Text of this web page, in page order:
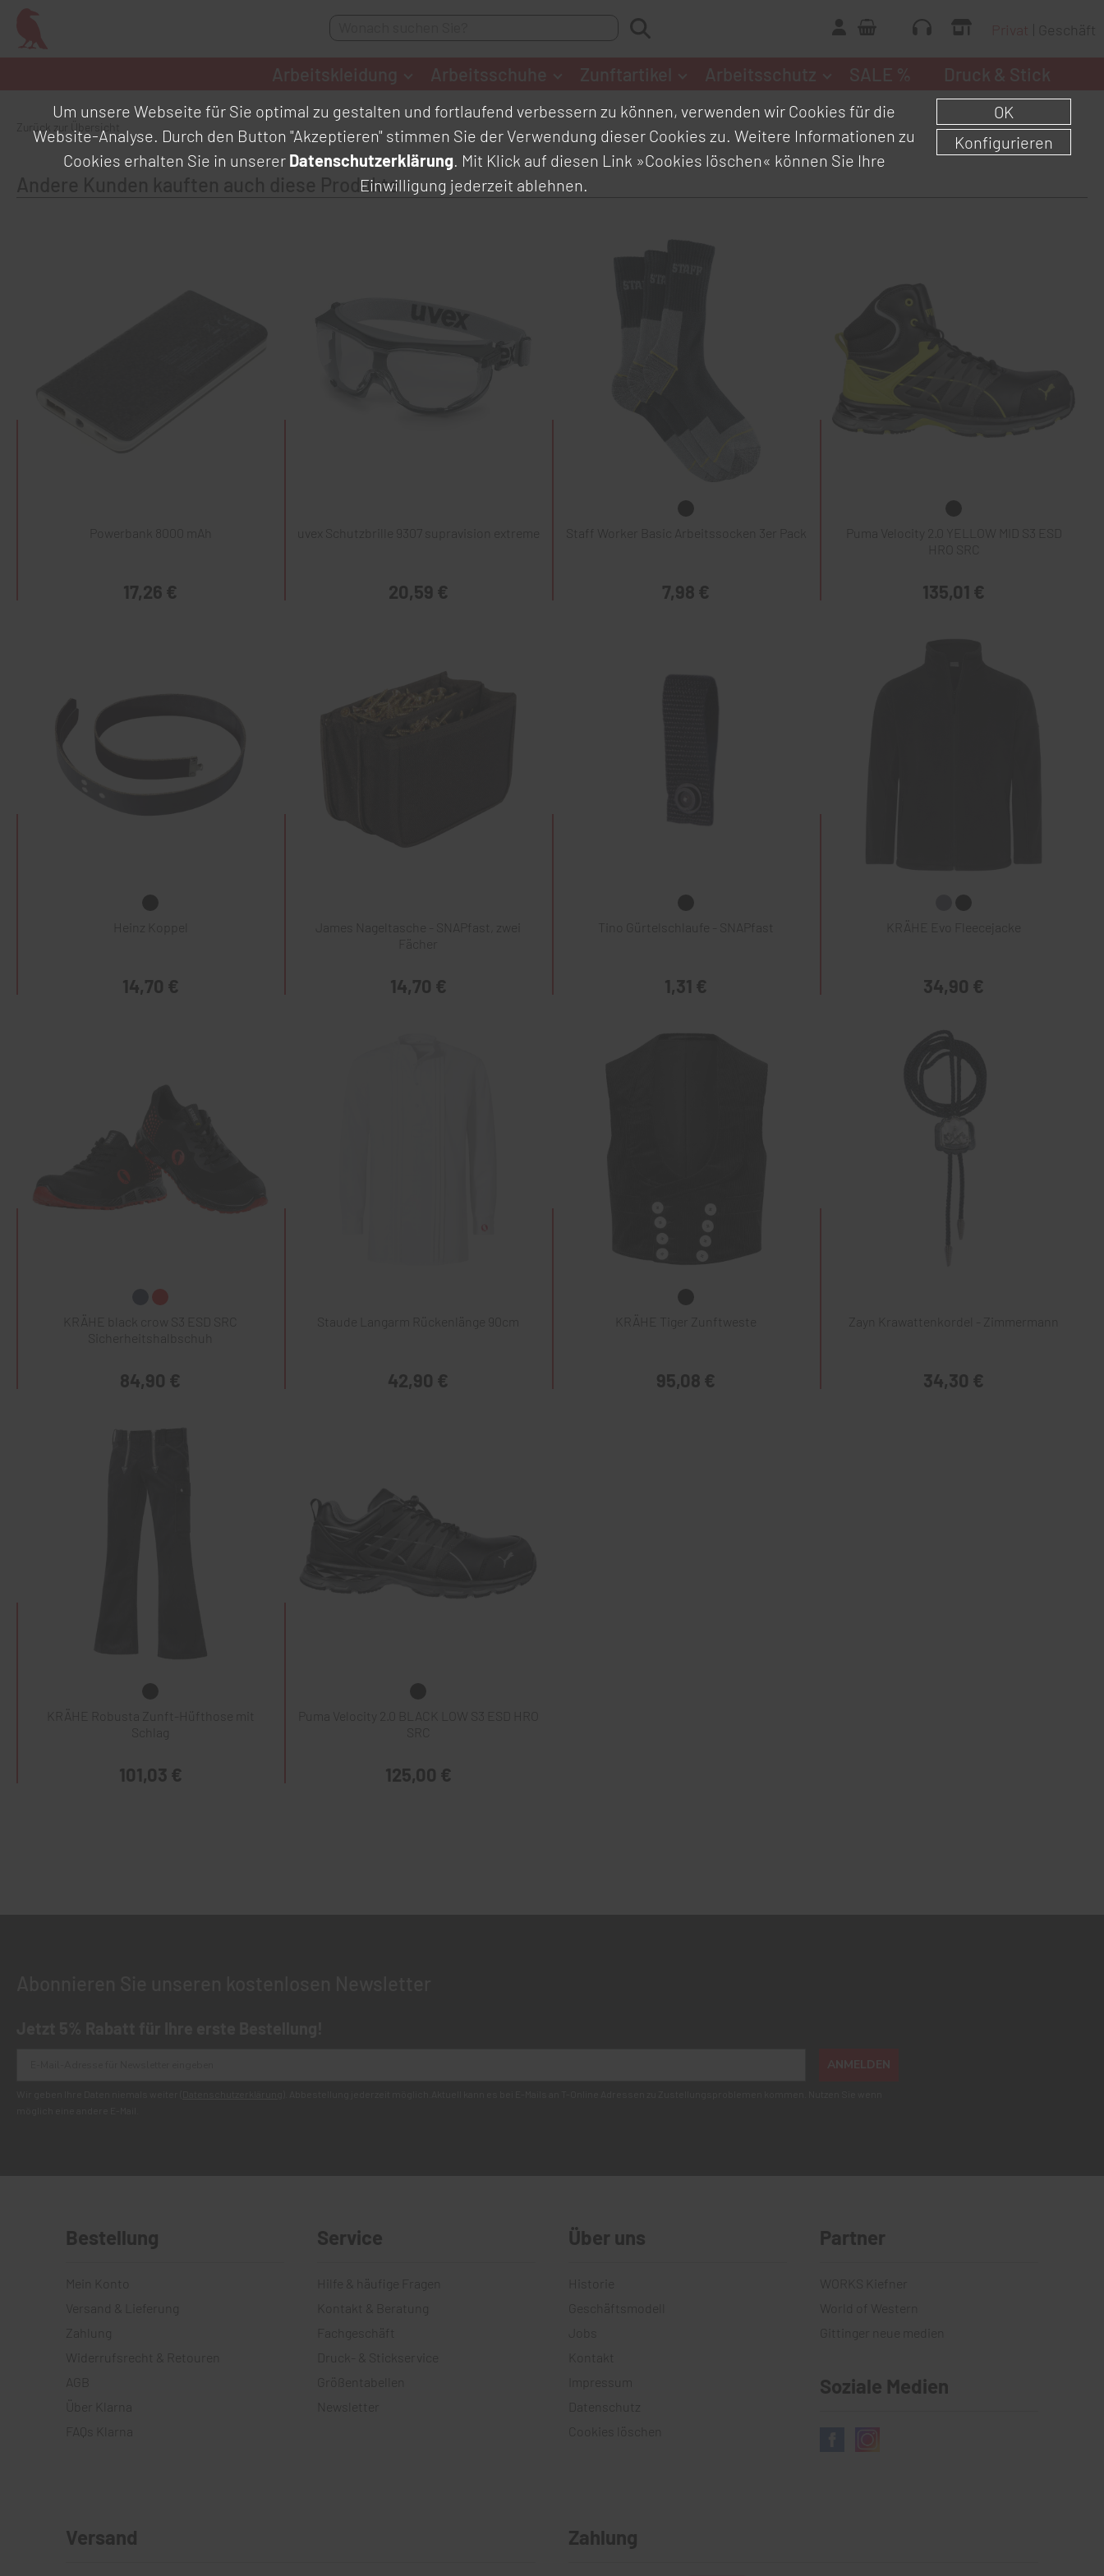
Geschäft
Andere Kunden kauften auch diese Produkte
Powerbank 8000 mAh
17,26 €
uvex Schutzbrille 9307 supravision extreme
20,59 €
Staff Worker Basic Arbeitssocken 3er Pack
7,98 €
Puma Velocity 2.0 YELLOW MID S3 ESD
135,01 €
14,70 €
James Nageltasche - SNAPfast, zwei
14,70 €
Tino Gürtelschlaufe - SNAPfast
1,31 €
KRÄHE Evo Fleecejacke
34,90 €
KRÄHE black crow S3 ESD SRC
Sicherheitshalbschuh
84,90 €
Staude Langarm Rückenlänge 90cm
42,90 €
KRÄHE Tiger Zunftweste
95,08 €
Zayn Krawattenkordel - Zimmermann
34,30 €
KRÄHE Robusta Zunft-Hüfthose mit
Schlag
101,03 €
Puma Velocity 2.0 BLACK LOW S3 ESD HRO
125,00 €
Um unsere Webseite für Sie optimal zu gestalten und fortlaufend verbessern zu können, verwenden wir Cookies für die
Website-Analyse. Durch den Button "Akzeptieren" stimmen Sie der Verwendung dieser Cookies zu. Weitere Informationen zu
Cookies erhalten Sie in unserer Datenschutzerklärung. Mit Klick auf diesen Link »Cookies löschen« können Sie Ihre
Einwilligung jederzeit ablehnen.
OK
Konfigurieren
Bestellung
Versand & Lieferung
Zahlung
Widerrufsrecht & Retouren
AGB
FAQs Klarna
Service
Hilfe & häufige Fragen
Kontakt & Beratung
Fachgeschäft
Druck- & Stickservice
Größentabellen
Newsletter
Über uns
Geschäftsmodell
Kontakt
Impressum
Datenschutz
Cookies löschen
Partner
World of Western
Gittinger neue medien
Soziale Medien
Versand Zahlung